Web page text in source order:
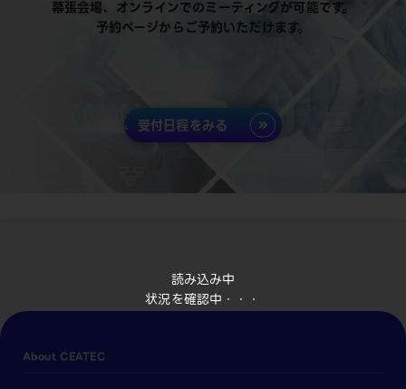
読み込み中
状況を確認中・・・
幕張会場、オンラインでのミーティングが可能です。
予約ページからご予約いただけます。
受付日程をみる
About CEATEC